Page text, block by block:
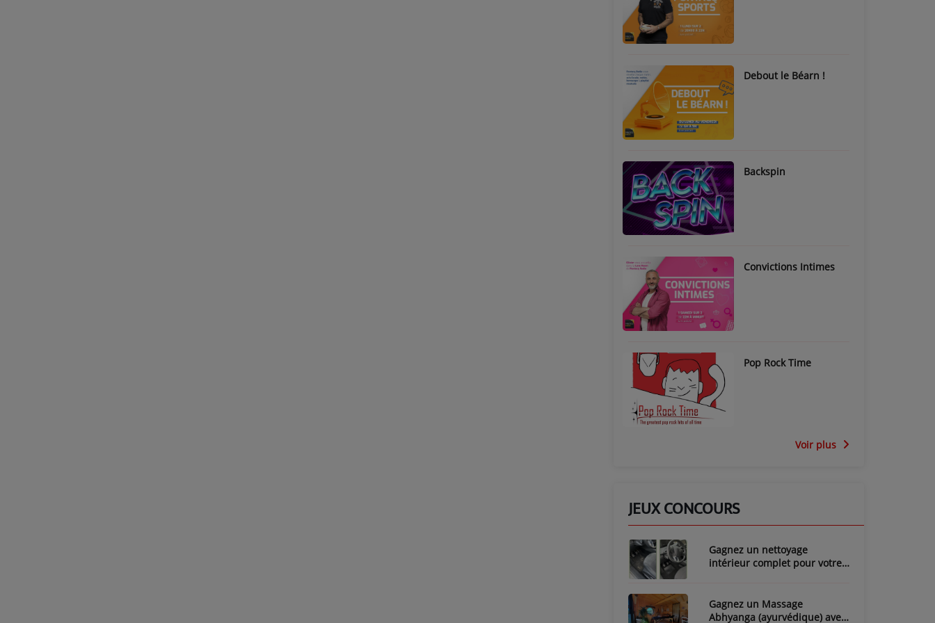
Debout le Béarn !
Backspin
Convictions Intimes
Pop Rock Time
Voir plus
JEUX CONCOURS
Gagnez un nettoyage
intérieur complet pour votre
Gagnez un Massage
Abhyanga (ayurvédique) avec